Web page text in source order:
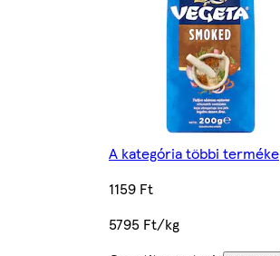
A kategória többi terméke
1159 Ft
5795 Ft/kg